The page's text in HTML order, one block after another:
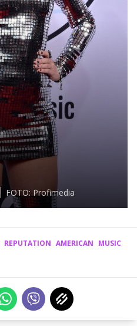
FOTO: Profimedia
REPUTATION AMERICAN MUSIC